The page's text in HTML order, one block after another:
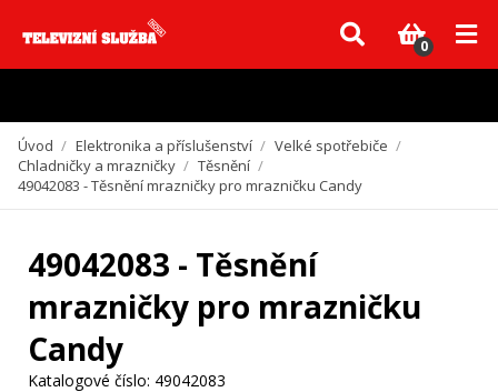
Vzhledem k aktuální situaci se může dodání dílů, které nejsou skladem,
zpozdit. Děkujeme za pochopení.
0
Úvod / Elektronika a příslušenství / Velké spotřebiče /
Chladničky a mrazničky / Těsnění /
49042083 - Těsnění mrazničky pro mrazničku Candy
49042083 - Těsnění
mrazničky pro mrazničku
Candy
Katalogové číslo: 49042083